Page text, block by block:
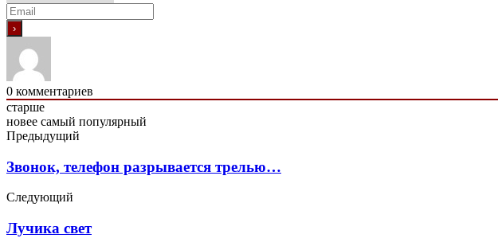
0 комментариев
старше
новее самый популярный
Предыдущий
Звонок, телефон разрывается трелью…
Следующий
Лучика свет